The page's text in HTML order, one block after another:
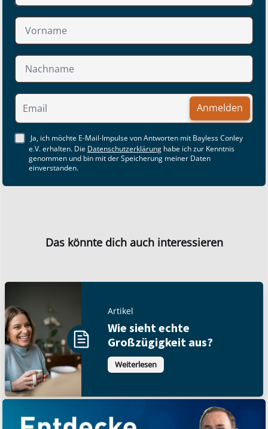
Anmelden
Ja, ich möchte E-Mail-Impulse von Antworten mit Bayless Conley
e.V. erhalten. Die Datenschutzerklärung habe ich zur Kenntnis
genommen und bin mit der Speicherung meiner Daten
einverstanden.
Das könnte dich auch interessieren
Artikel
Wie sieht echte
Großzügigkeit aus?
Weiterlesen